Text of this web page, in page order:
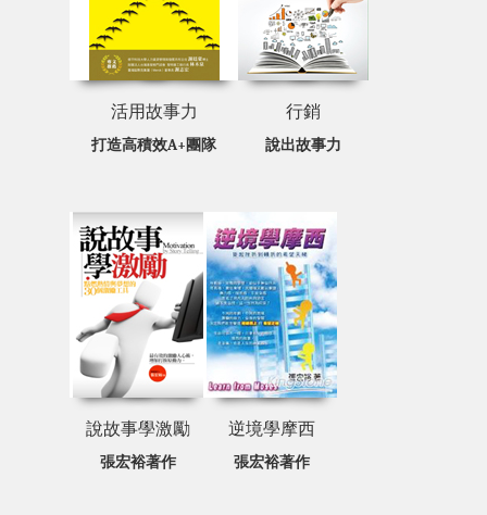
活用故事力
打造高積效A+團隊
行銷
說出故事力
說故事學激勵
張宏裕著作
逆境學摩西
張宏裕著作